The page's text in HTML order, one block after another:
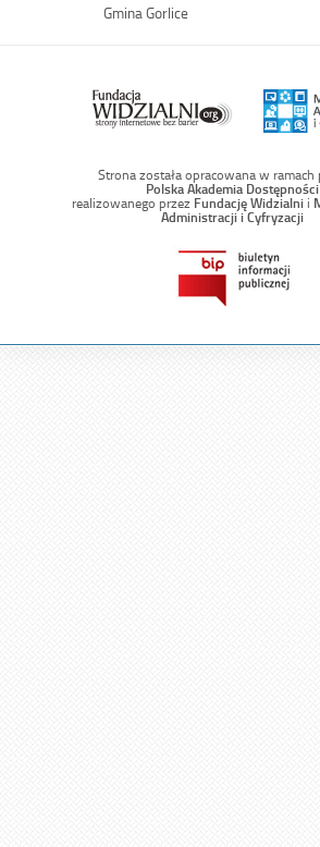
otwiera
oknie
Gmina Gorlice
Strona została opracowana w ramach
Polska Akademia Dostępności
realizowanego przez Fundację Widzialni i
Administracji i Cyfryzacji